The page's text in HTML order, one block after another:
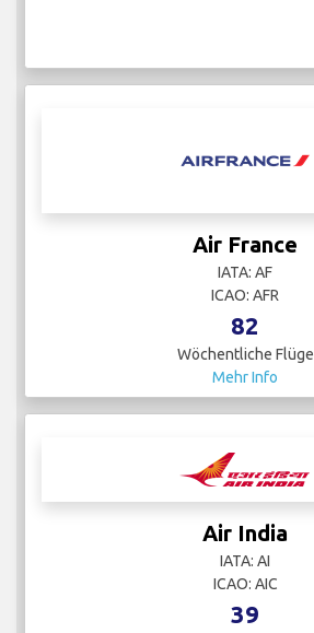
Air France
IATA: AF
ICAO: AFR
82
Wöchentliche Flüge
Mehr Info
Air India
IATA: AI
ICAO: AIC
39